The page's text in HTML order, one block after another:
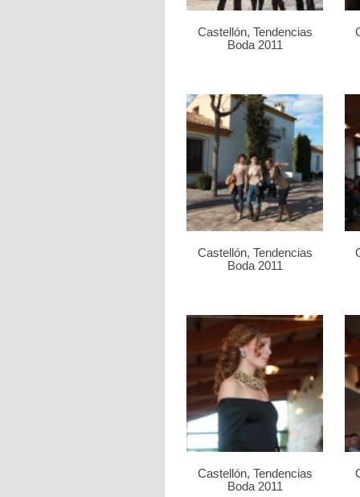
Castellón, Tendencias
Boda 2011
Castellón, Tendencias
Boda 2011
Castellón, Tendencias
Boda 2011